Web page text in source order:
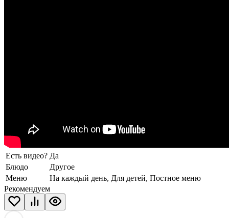
Есть видео? Да
Блюдо
Другое
Меню
На каждый день, Для детей, Постное меню
Рекомендуем